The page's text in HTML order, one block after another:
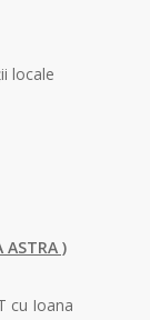
locale
ASTRA )
cu Ioana